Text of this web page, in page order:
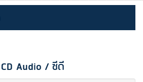
Audio / ซีดี